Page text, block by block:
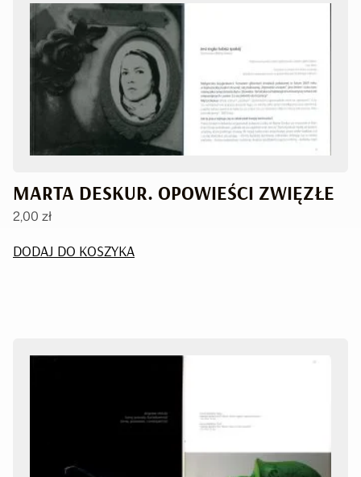
MARTA DESKUR. OPOWIEŚCI ZWIĘZŁE
2,00 zł
DODAJ DO KOSZYKA